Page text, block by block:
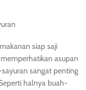
siap saji
asupan
sangat penting
halnya buah-